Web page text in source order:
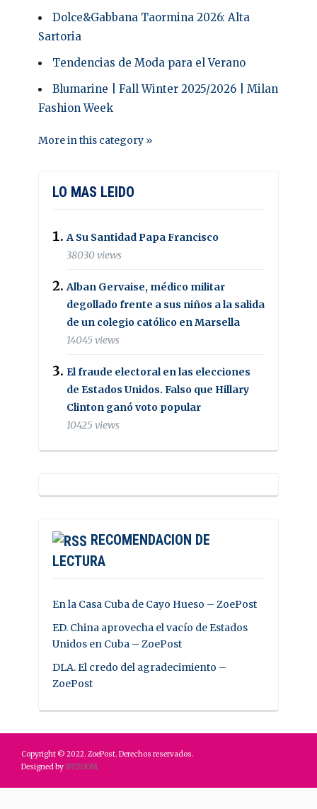
Dolce&Gabbana Taormina 2026: Alta
Sartoria
Tendencias de Moda para el Verano
Blumarine | Fall Winter 2025/2026 | Milan
Fashion Week
More in this category »
LO MAS LEIDO
A Su Santidad Papa Francisco
38030 views
Alban Gervaise, médico militar
degollado frente a sus niños a la salida
de un colegio católico en Marsella
14045 views
El fraude electoral en las elecciones
de Estados Unidos. Falso que Hillary
Clinton ganó voto popular
10425 views
RECOMENDACION DE
LECTURA
En la Casa Cuba de Cayo Hueso – ZoePost
ED. China aprovecha el vacío de Estados
Unidos en Cuba – ZoePost
DLA. El credo del agradecimiento –
ZoePost
Copyright © 2022. ZoePost. Derechos reservados.
Designed byWPZOOM